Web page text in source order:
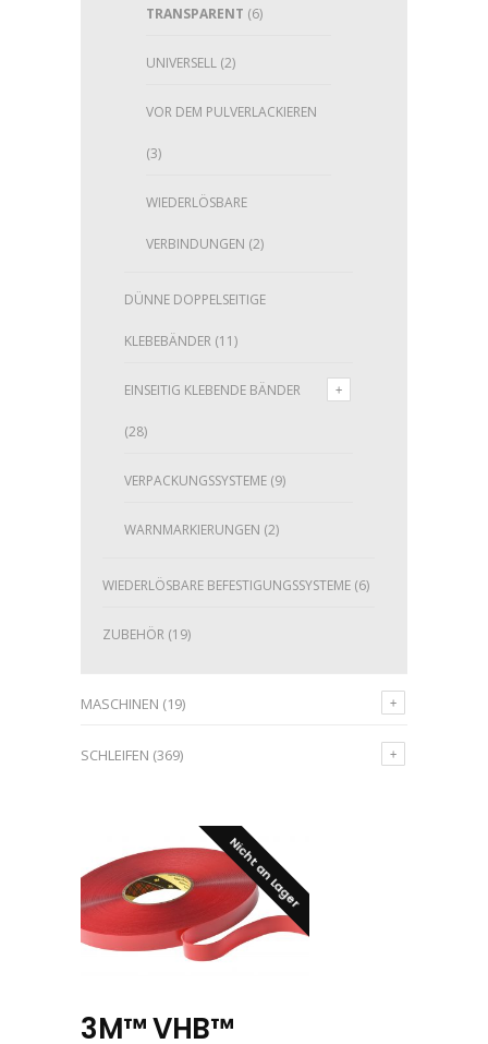
TRANSPARENT (6)
UNIVERSELL (2)
VOR DEM PULVERLACKIEREN
(3)
WIEDERLÖSBARE
VERBINDUNGEN (2)
DÜNNE DOPPELSEITIGE
KLEBEBÄNDER (11)
EINSEITIG KLEBENDE BÄNDER
(28)
VERPACKUNGSSYSTEME (9)
WARNMARKIERUNGEN (2)
WIEDERLÖSBARE BEFESTIGUNGSSYSTEME (6)
ZUBEHÖR (19)
MASCHINEN (19)
SCHLEIFEN (369)
Nicht an Lager
3M™ VHB™